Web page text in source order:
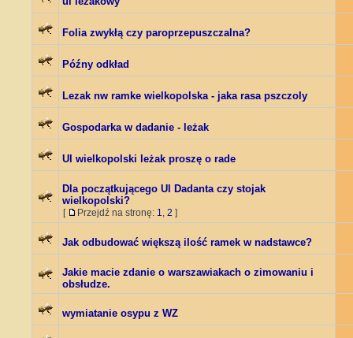
Folia zwykłą czy paroprzepuszczalna?
Późny odkład
Lezak nw ramke wielkopolska - jaka rasa pszczoly
Gospodarka w dadanie - leżak
Ul wielkopolski leżak proszę o rade
Dla początkującego Ul Dadanta czy stojak
wielkopolski?
[ Przejdź na stronę: 1, 2 ]
Jak odbudować większą ilość ramek w nadstawce?
Jakie macie zdanie o warszawiakach o zimowaniu i
obsłudze.
wymiatanie osypu z WZ